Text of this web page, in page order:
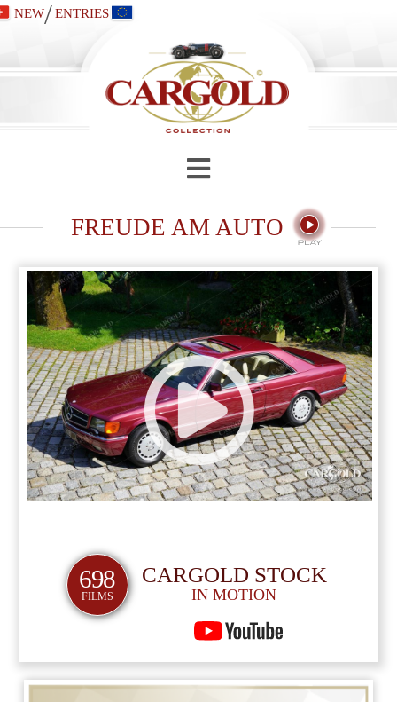
NEW/ ENTRIES
FREUDE AM AUTO
698
FILMS
CARGOLD STOCK
IN MOTION